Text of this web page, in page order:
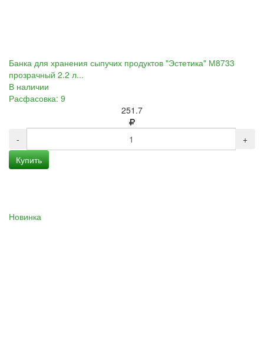
Банка для хранения сыпучих продуктов "Эстетика" М8733
прозрачный 2.2 л...
В наличии
Расфасовка: 9
251.7
-
+
Купить
Новинка